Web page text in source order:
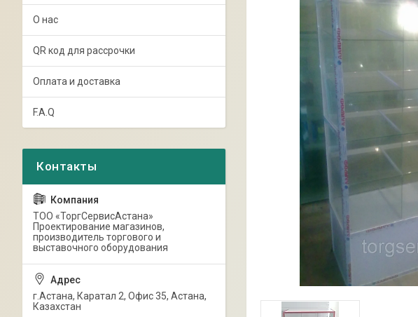
О нас
QR код для рассрочки
Оплата и доставка
F.A.Q
ТОО «ТоргСервисАстана»
Проектирование магазинов,
производитель торгового и
выставочного оборудования
г.Астана, Каратал 2, Офис 35, Астана,
Казахстан